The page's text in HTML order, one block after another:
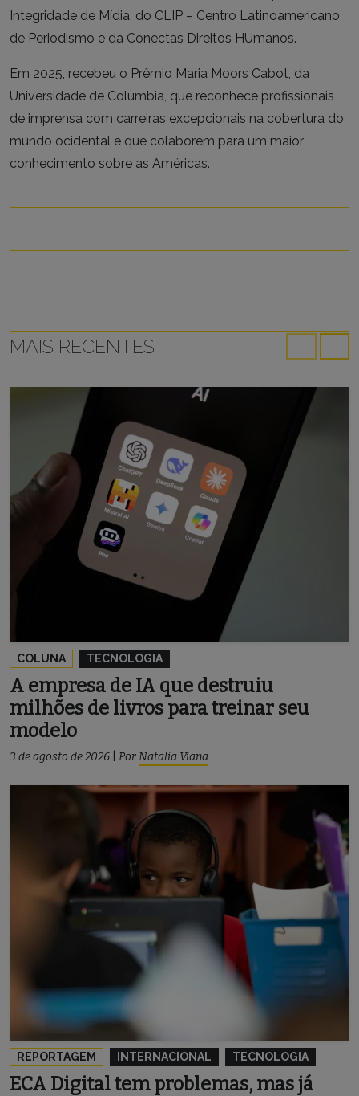
Integridade de Mídia, do CLIP – Centro Latinoamericano
de Periodismo e da Conectas Direitos HUmanos.
Em 2025, recebeu o Prêmio Maria Moors Cabot, da
Universidade de Columbia, que reconhece profissionais
de imprensa com carreiras excepcionais na cobertura do
mundo ocidental e que colaborem para um maior
conhecimento sobre as Américas.
MAIS RECENTES
COLUNA TECNOLOGIA
A empresa de IA que destruiu
milhões de livros para treinar seu
modelo
3 de agosto de 2026 PorNatalia Viana
REPORTAGEM INTERNACIONAL TECNOLOGIA
ECA Digital tem problemas, mas já